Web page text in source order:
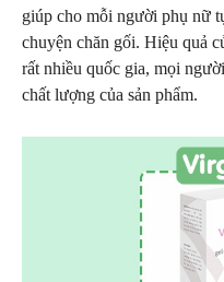
giúp cho mỗi người phụ nữ
chuyện chăn gối. Hiệu quả
rất nhiều quốc gia, mọi
chất lượng của sản phẩm.